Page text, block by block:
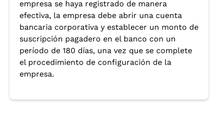
empresa se haya registrado de manera
efectiva, la empresa debe abrir una cuenta
bancaria corporativa y establecer un monto de
suscripción pagadero en el banco con un
período de 180 días, una vez que se complete
el procedimiento de configuración de la
empresa.